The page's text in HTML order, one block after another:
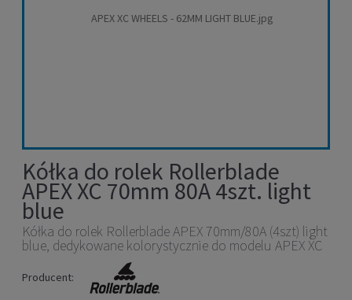
Kółka do rolek Rollerblade
APEX XC 70mm 80A 4szt. light
blue
Kółka do rolek Rollerblade APEX 70mm/80A (4szt) light
blue, dedykowane kolorystycznie do modelu APEX XC
Producent: